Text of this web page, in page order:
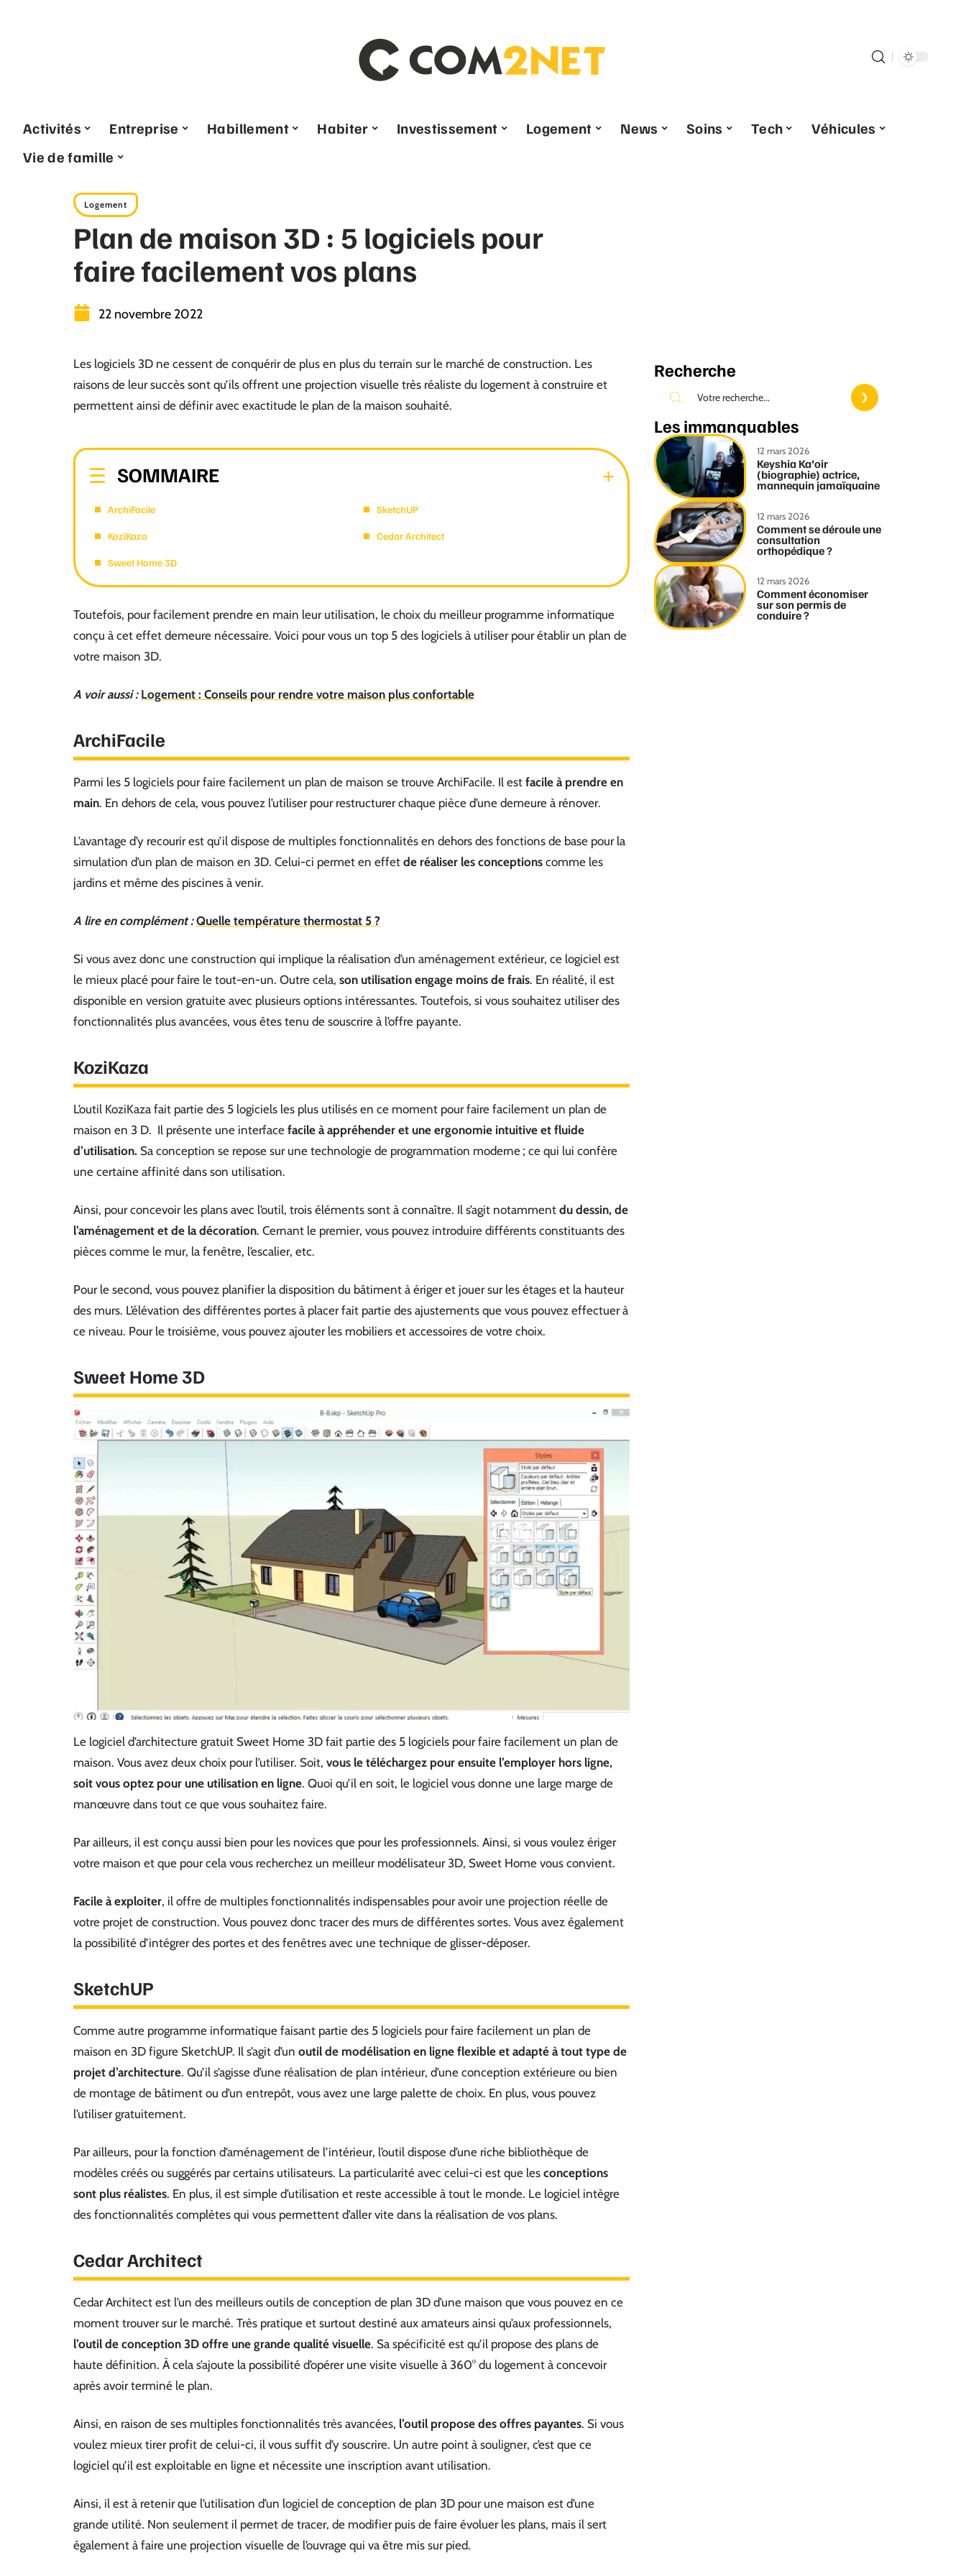
Activités Entreprise Habillement Habiter Investissement Logement News Soins Tech
Véhicules
Vie de famille
Logement
Plan de maison 3D : 5 logiciels pour
faire facilement vos plans
22 novembre 2022
Les logiciels 3D ne cessent de conquérir de plus en plus du terrain sur le marché de construction. Les
raisons de leur succès sont qu’ils offrent une projection visuelle très réaliste du logement à construire et
permettent ainsi de définir avec exactitude le plan de la maison souhaité.
SOMMAIRE
ArchiFacile
KoziKaza
Sweet Home 3D
SketchUP
Cedar Architect
Toutefois, pour facilement prendre en main leur utilisation, le choix du meilleur programme informatique
conçu à cet effet demeure nécessaire. Voici pour vous un top 5 des logiciels à utiliser pour établir un plan de
votre maison 3D.
A voir aussi : Logement : Conseils pour rendre votre maison plus confortable
ArchiFacile
Parmi les 5 logiciels pour faire facilement un plan de maison se trouve ArchiFacile. Il est facile à prendre en
main. En dehors de cela, vous pouvez l’utiliser pour restructurer chaque pièce d’une demeure à rénover.
L’avantage d’y recourir est qu’il dispose de multiples fonctionnalités en dehors des fonctions de base pour la
simulation d’un plan de maison en 3D. Celui-ci permet en effet de réaliser les conceptions comme les
jardins et même des piscines à venir.
A lire en complément : Quelle température thermostat 5 ?
Si vous avez donc une construction qui implique la réalisation d’un aménagement extérieur, ce logiciel est
le mieux placé pour faire le tout-en-un. Outre cela, son utilisation engage moins de frais. En réalité, il est
disponible en version gratuite avec plusieurs options intéressantes. Toutefois, si vous souhaitez utiliser des
fonctionnalités plus avancées, vous êtes tenu de souscrire à l’offre payante.
KoziKaza
L’outil KoziKaza fait partie des 5 logiciels les plus utilisés en ce moment pour faire facilement un plan de
maison en 3 D. Il présente une interface facile à appréhender et une ergonomie intuitive et fluide
d’utilisation. Sa conception se repose sur une technologie de programmation moderne ; ce qui lui confère
une certaine affinité dans son utilisation.
Ainsi, pour concevoir les plans avec l’outil, trois éléments sont à connaître. Il s’agit notamment du dessin, de
l’aménagement et de la décoration. Cernant le premier, vous pouvez introduire différents constituants des
pièces comme le mur, la fenêtre, l’escalier, etc.
Pour le second, vous pouvez planifier la disposition du bâtiment à ériger et jouer sur les étages et la hauteur
des murs. L’élévation des différentes portes à placer fait partie des ajustements que vous pouvez effectuer à
ce niveau. Pour le troisième, vous pouvez ajouter les mobiliers et accessoires de votre choix.
Sweet Home 3D
Le logiciel d’architecture gratuit Sweet Home 3D fait partie des 5 logiciels pour faire facilement un plan de
maison. Vous avez deux choix pour l’utiliser. Soit, vous le téléchargez pour ensuite l’employer hors ligne,
soit vous optez pour une utilisation en ligne. Quoi qu’il en soit, le logiciel vous donne une large marge de
manœuvre dans tout ce que vous souhaitez faire.
Par ailleurs, il est conçu aussi bien pour les novices que pour les professionnels. Ainsi, si vous voulez ériger
votre maison et que pour cela vous recherchez un meilleur modélisateur 3D, Sweet Home vous convient.
Facile à exploiter, il offre de multiples fonctionnalités indispensables pour avoir une projection réelle de
votre projet de construction. Vous pouvez donc tracer des murs de différentes sortes. Vous avez également
la possibilité d’intégrer des portes et des fenêtres avec une technique de glisser-déposer.
SketchUP
Comme autre programme informatique faisant partie des 5 logiciels pour faire facilement un plan de
maison en 3D figure SketchUP. Il s’agit d’un outil de modélisation en ligne flexible et adapté à tout type de
projet d’architecture. Qu’il s’agisse d’une réalisation de plan intérieur, d’une conception extérieure ou bien
de montage de bâtiment ou d’un entrepôt, vous avez une large palette de choix. En plus, vous pouvez
l’utiliser gratuitement.
Par ailleurs, pour la fonction d’aménagement de l’intérieur, l’outil dispose d’une riche bibliothèque de
modèles créés ou suggérés par certains utilisateurs. La particularité avec celui-ci est que les conceptions
sont plus réalistes. En plus, il est simple d’utilisation et reste accessible à tout le monde. Le logiciel intègre
des fonctionnalités complètes qui vous permettent d’aller vite dans la réalisation de vos plans.
Cedar Architect
Cedar Architect est l’un des meilleurs outils de conception de plan 3D d’une maison que vous pouvez en ce
moment trouver sur le marché. Très pratique et surtout destiné aux amateurs ainsi qu’aux professionnels,
l’outil de conception 3D offre une grande qualité visuelle. Sa spécificité est qu’il propose des plans de
haute définition. À cela s’ajoute la possibilité d’opérer une visite visuelle à 360° du logement à concevoir
après avoir terminé le plan.
Ainsi, en raison de ses multiples fonctionnalités très avancées, l’outil propose des offres payantes. Si vous
voulez mieux tirer profit de celui-ci, il vous suffit d’y souscrire. Un autre point à souligner, c’est que ce
logiciel qu’il est exploitable en ligne et nécessite une inscription avant utilisation.
Ainsi, il est à retenir que l’utilisation d’un logiciel de conception de plan 3D pour une maison est d’une
grande utilité. Non seulement il permet de tracer, de modifier puis de faire évoluer les plans, mais il sert
également à faire une projection visuelle de l’ouvrage qui va être mis sur pied.
Recherche
Les immanquables
12 mars 2026
Keyshia Ka’oir
(biographie) actrice,
mannequin jamaïquaine
12 mars 2026
Comment se déroule une
consultation
orthopédique ?
12 mars 2026
Comment économiser
sur son permis de
conduire ?